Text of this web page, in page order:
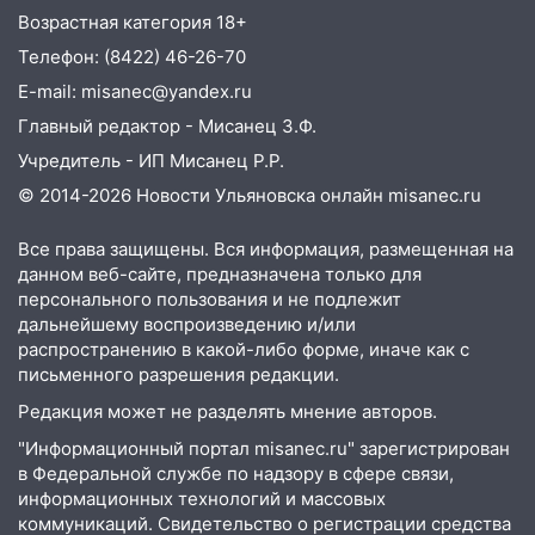
мероприятие, приуроченное к
празднованию Дня сотрудника органов
следствия Российской Федерации
19:30 Ульяновцев приглашают
поддержать «Симбирскую чебурашку»
на фестивале «ФормАРТ»
18:11 Ульяновская область стала
«Культурное долголетие»
17:23 Прогноз погоды в Ульяновской
области на 8 августа
17:16 В реанимацию Ульяновской
новых аппаратов ИВЛ
16:51 В Чердаклинском районе
ремонтируют дороги, ставят остановки
и проводят новое освещение
Возрастная категория 18+
Телефон: (8422) 46-26-70
E-mail: misanec@yandex.ru
Главный редактор - Мисанец З.Ф.
Учредитель - ИП Мисанец Р.Р.
© 2014-2026 Новости Ульяновска онлайн misanec.ru
Все права защищены. Вся информация, размещенная на
данном веб-сайте, предназначена только для
персонального пользования и не подлежит
дальнейшему воспроизведению и/или
распространению в какой-либо форме, иначе как с
письменного разрешения редакции.
Редакция может не разделять мнение авторов.
"Информационный портал misanec.ru" зарегистрирован
в Федеральной службе по надзору в сфере связи,
информационных технологий и массовых
коммуникаций. Свидетельство о регистрации средства